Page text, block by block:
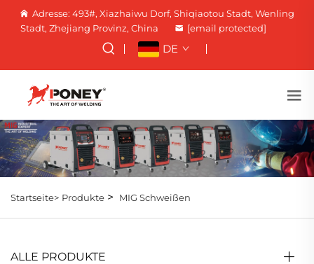
Adresse: 493#, Xiazhaiwu Dorf, Shiqiaotou Stadt, Wenling
Stadt, Zhejiang Provinz, China
[email protected]
DE
Startseite> Produkte > MIG Schweißen
ALLE PRODUKTE